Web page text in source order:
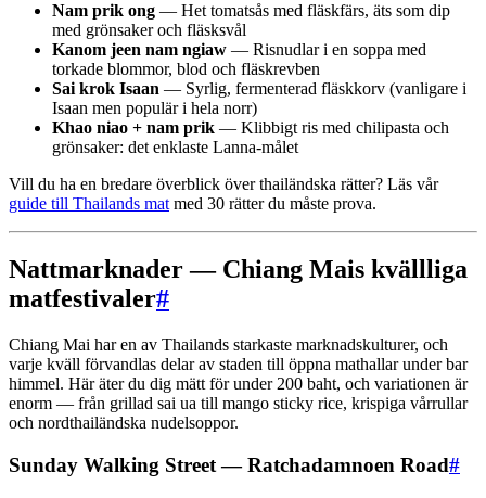
Nam prik ong — Het tomatsås med fläskfärs, äts som dip
med grönsaker och fläsksvål
Kanom jeen nam ngiaw — Risnudlar i en soppa med
torkade blommor, blod och fläskrevben
Sai krok Isaan — Syrlig, fermenterad fläskkorv (vanligare i
Isaan men populär i hela norr)
Khao niao + nam prik — Klibbigt ris med chilipasta och
grönsaker: det enklaste Lanna-målet
Vill du ha en bredare överblick över thailändska rätter? Läs vår
guide till Thailands mat med 30 rätter du måste prova.
Nattmarknader — Chiang Mais kvällliga
matfestivaler#
Chiang Mai har en av Thailands starkaste marknadskulturer, och
varje kväll förvandlas delar av staden till öppna mathallar under bar
himmel. Här äter du dig mätt för under 200 baht, och variationen är
enorm — från grillad sai ua till mango sticky rice, krispiga vårrullar
och nordthailändska nudelsoppor.
Sunday Walking Street — Ratchadamnoen Road#